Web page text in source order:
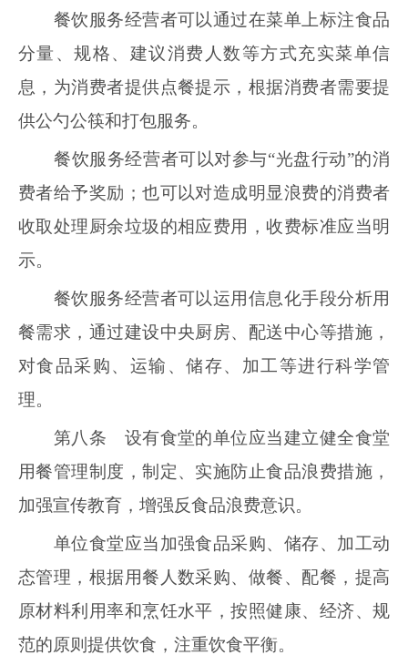
餐饮服务经营者可以通过在菜单上标注食品
分量、规格、建议消费人数等方式充实菜单信
息，为消费者提供点餐提示，根据消费者需要提
供公勺公筷和打包服务。
餐饮服务经营者可以对参与“光盘行动”的消
费者给予奖励；也可以对造成明显浪费的消费者
收取处理厨余垃圾的相应费用，收费标准应当明
示。
餐饮服务经营者可以运用信息化手段分析用
餐需求，通过建设中央厨房、配送中心等措施，
对食品采购、运输、储存、加工等进行科学管
理。
第八条 设有食堂的单位应当建立健全食堂
用餐管理制度，制定、实施防止食品浪费措施，
加强宣传教育，增强反食品浪费意识。
单位食堂应当加强食品采购、储存、加工动
态管理，根据用餐人数采购、做餐、配餐，提高
原材料利用率和烹饪水平，按照健康、经济、规
范的原则提供饮食，注重饮食平衡。